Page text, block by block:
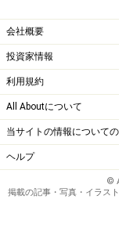
会社概要
投資家情報
利用規約
All Aboutについて
当サイトの情報について
ヘルプ
©
掲載の記事・写真・イラス